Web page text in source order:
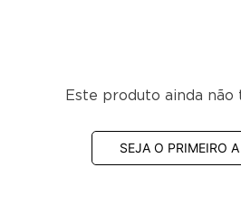
7ºC para segurança alimentar.
carga térmica do equipamento.
Este produto ainda não
SEJA O PRIMEIRO